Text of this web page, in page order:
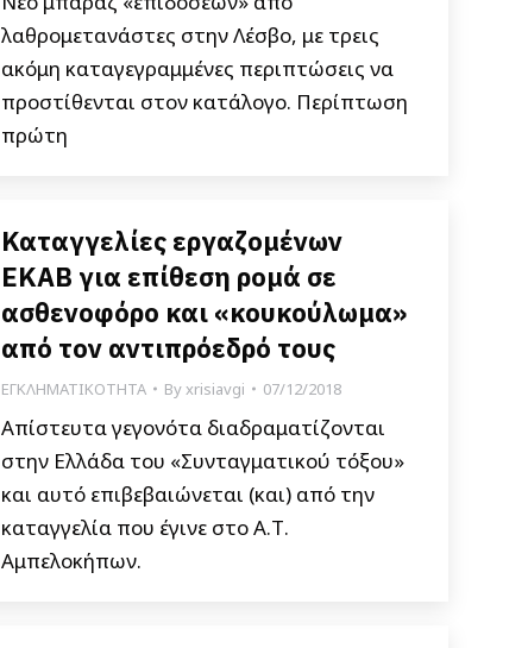
λαθρομετανάστες στην Λέσβο, με τρεις
ακόμη καταγεγραμμένες περιπτώσεις να
προστίθενται στον κατάλογο. Περίπτωση
πρώτη
Καταγγελίες εργαζομένων
ΕΚΑΒ για επίθεση ρομά σε
ασθενοφόρο και «κουκούλωμα»
από τον αντιπρόεδρό τους
ΕΓΚΛΗΜΑΤΙΚΟΤΗΤΑ Byxrisiavgi 07/12/2018
Απίστευτα γεγονότα διαδραματίζονται
στην Ελλάδα του «Συνταγματικού τόξου»
και αυτό επιβεβαιώνεται (και) από την
καταγγελία που έγινε στο Α.Τ.
Αμπελοκήπων.